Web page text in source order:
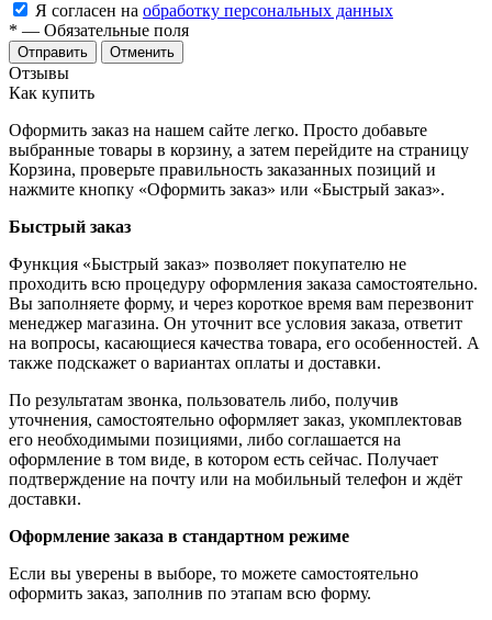
Я согласен на обработку персональных данных
* — Обязательные поля
Отменить
Отзывы
Как купить
Оформить заказ на нашем сайте легко. Просто добавьте
выбранные товары в корзину, а затем перейдите на страницу
Корзина, проверьте правильность заказанных позиций и
нажмите кнопку «Оформить заказ» или «Быстрый заказ».
Быстрый заказ
Функция «Быстрый заказ» позволяет покупателю не
проходить всю процедуру оформления заказа самостоятельно.
Вы заполняете форму, и через короткое время вам перезвонит
менеджер магазина. Он уточнит все условия заказа, ответит
на вопросы, касающиеся качества товара, его особенностей. А
также подскажет о вариантах оплаты и доставки.
По результатам звонка, пользователь либо, получив
уточнения, самостоятельно оформляет заказ, укомплектовав
его необходимыми позициями, либо соглашается на
оформление в том виде, в котором есть сейчас. Получает
подтверждение на почту или на мобильный телефон и ждёт
доставки.
Оформление заказа в стандартном режиме
Если вы уверены в выборе, то можете самостоятельно
оформить заказ, заполнив по этапам всю форму.